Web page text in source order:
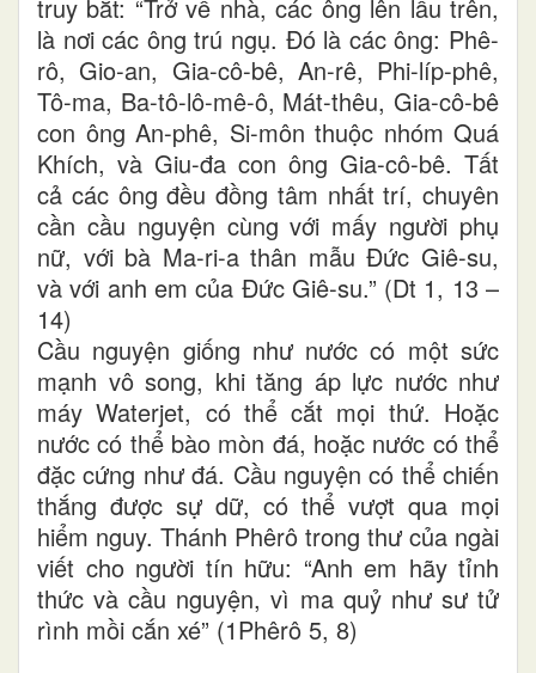
truy bắt: “Trở về nhà, các ông lên lầu trên,
là nơi các ông trú ngụ. Đó là các ông: Phê-
rô, Gio-an, Gia-cô-bê, An-rê, Phi-líp-phê,
Tô-ma, Ba-tô-lô-mê-ô, Mát-thêu, Gia-cô-bê
con ông An-phê, Si-môn thuộc nhóm Quá
Khích, và Giu-đa con ông Gia-cô-bê. Tất
cả các ông đều đồng tâm nhất trí, chuyên
cần cầu nguyện cùng với mấy người phụ
nữ, với bà Ma-ri-a thân mẫu Đức Giê-su,
và với anh em của Đức Giê-su.” (Dt 1, 13 –
14)
Cầu nguyện giống như nước có một sức
mạnh vô song, khi tăng áp lực nước như
máy Waterjet, có thể cắt mọi thứ. Hoặc
nước có thể bào mòn đá, hoặc nước có thể
đặc cứng như đá. Cầu nguyện có thể chiến
thắng được sự dữ, có thể vượt qua mọi
hiểm nguy. Thánh Phêrô trong thư của ngài
viết cho người tín hữu: “Anh em hãy tỉnh
thức và cầu nguyện, vì ma quỷ như sư tử
rình mồi cắn xé” (1Phêrô 5, 8)